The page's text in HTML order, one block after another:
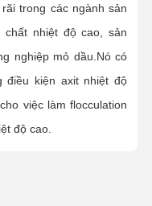
trong các ngành sản
chất nhiệt độ cao, sản
nghiệp mỏ dầu.Nó có
điều kiện axit nhiệt độ
việc làm flocculation
độ cao.